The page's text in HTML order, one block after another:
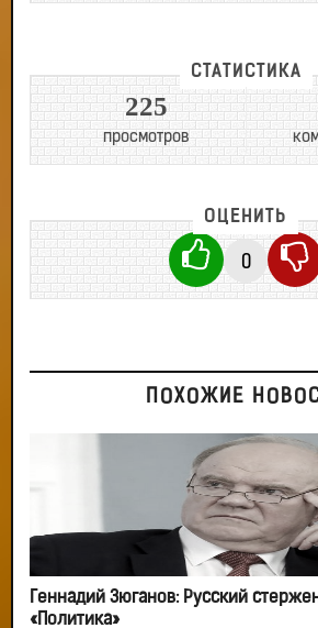
СТАТИСТИКА
225
просмотров
ОЦЕНИТЬ
0
ПОХОЖИЕ
Геннадий Зюганов: Русский
«Политика»